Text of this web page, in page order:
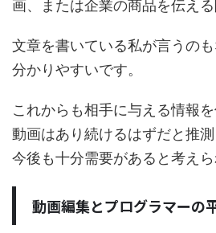
画、または企業の商品を伝える
文章を書いている私が言うの
分かりやすいです。
これからも相手に与える情報
動画はあり続けるはずだと推測
今後も十分需要があると考えら
動画編集とプログラマーの